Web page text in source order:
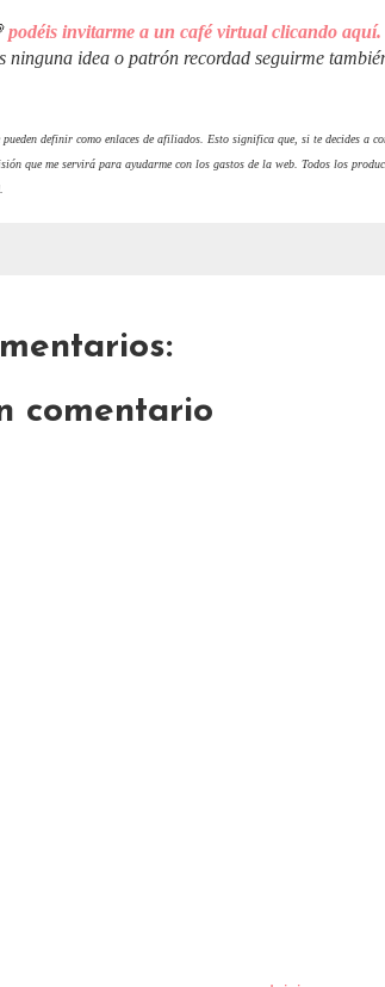
podéis invitarme a un café virtual clicando aquí.
ninguna idea o patrón recordad seguirme
pueden definir como enlaces de afiliados. Esto significa que, si te decides a
que me servirá para ayudarme con los gastos de la web. Todos los
comentario